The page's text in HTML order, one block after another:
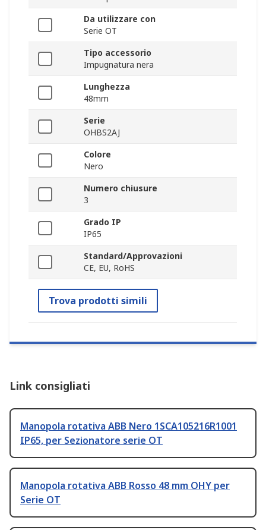
Da utilizzare con
Serie OT
Tipo accessorio
Impugnatura nera
Lunghezza
48mm
Serie
OHBS2AJ
Colore
Nero
Numero chiusure
3
Grado IP
IP65
Standard/Approvazioni
CE, EU, RoHS
Trova prodotti simili
Link consigliati
Manopola rotativa ABB Nero 1SCA105216R1001
IP65, per Sezionatore serie OT
Manopola rotativa ABB Rosso 48 mm OHY per
Serie OT